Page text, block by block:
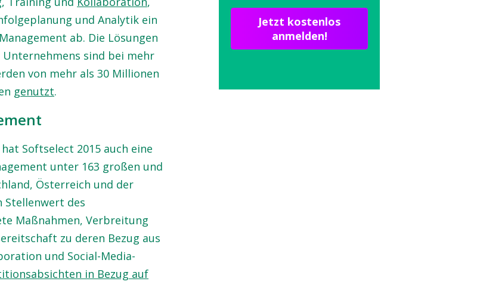
und Analytik ein
ab. Die Lösungen
Unternehmens sind bei mehr
von mehr als 30 Millionen
genutzt.
Softselect 2015 auch eine
unter 163 großen und
Österreich und der
Stellenwert des
Maßnahmen, Verbreitung
zu deren Bezug aus
und Social-Media-
in Bezug auf